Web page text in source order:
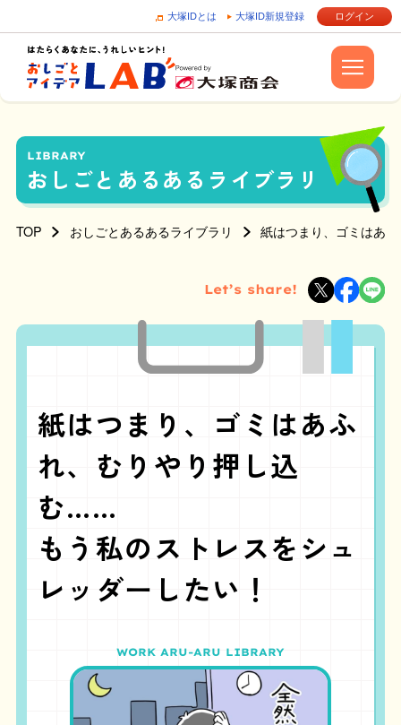
大塚IDとは 大塚ID新規登録 ログイン
LIBRARY
おしごとあるあるライブラリ
TOP おしごとあるあるライブラリ 紙はつまり、ゴミはあ
Let’s share!
紙はつまり、 ゴミはあふ
れ、 むりやり押し込
む……
もう私のストレスをシュ
レッダーしたい！